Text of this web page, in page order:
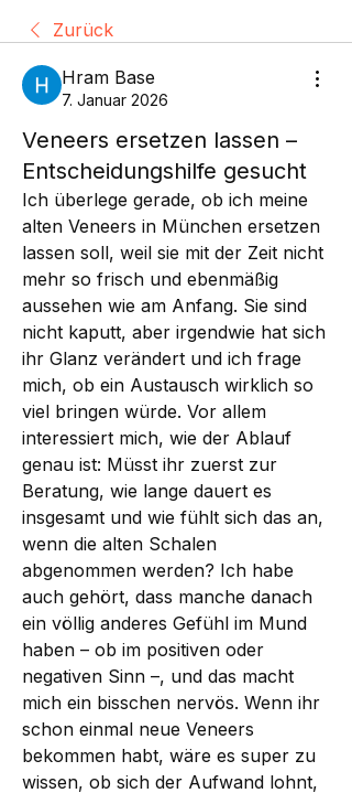
Zurück
Hram Base
7. Januar 2026
Veneers ersetzen lassen –
Entscheidungshilfe gesucht
Ich überlege gerade, ob ich meine
alten Veneers in München ersetzen
lassen soll, weil sie mit der Zeit nicht
mehr so frisch und ebenmäßig
aussehen wie am Anfang. Sie sind
nicht kaputt, aber irgendwie hat sich
ihr Glanz verändert und ich frage
mich, ob ein Austausch wirklich so
viel bringen würde. Vor allem
interessiert mich, wie der Ablauf
genau ist: Müsst ihr zuerst zur
Beratung, wie lange dauert es
insgesamt und wie fühlt sich das an,
wenn die alten Schalen
abgenommen werden? Ich habe
auch gehört, dass manche danach
ein völlig anderes Gefühl im Mund
haben – ob im positiven oder
negativen Sinn –, und das macht
mich ein bisschen nervös. Wenn ihr
schon einmal neue Veneers
bekommen habt, wäre es super zu
wissen, ob sich der Aufwand lohnt,